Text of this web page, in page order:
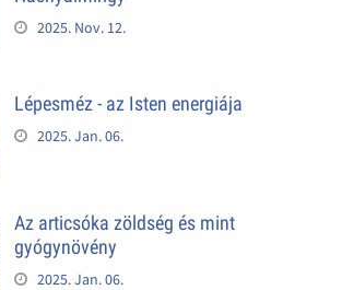
2025. Nov. 12.
Lépesméz - az Isten energiája
2025. Jan. 06.
Az articsóka zöldség és mint
gyógynövény
2025. Jan. 06.